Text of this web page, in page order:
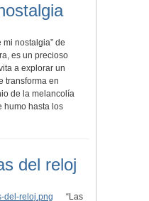
mi nostalgia” de
es un precioso
a explorar un
transforma en
de la melancolía
humo hasta los
del reloj
“Las